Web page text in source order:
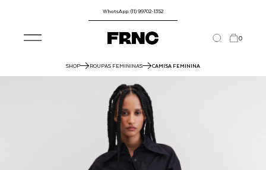
WhatsApp: (11) 99702-1352
0
SHOP ROUPAS FEMININAS CAMISA FEMININA